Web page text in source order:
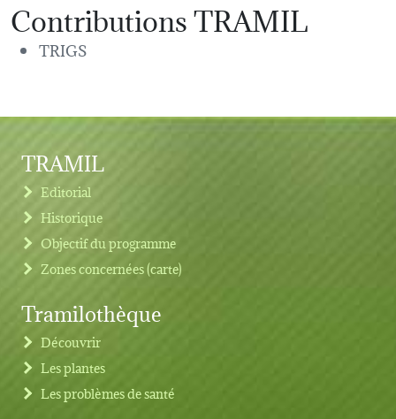
Contributions TRAMIL
TRIGS
TRAMIL
Editorial
Historique
Objectif du programme
Zones concernées (carte)
Tramilothèque
Découvrir
Les plantes
Les problèmes de santé